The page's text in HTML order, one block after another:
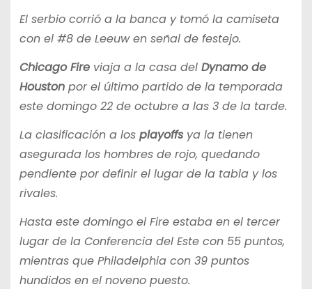
El serbio corrió a la banca y tomó la camiseta
con el #8 de Leeuw en señal de festejo.
Chicago Fireviaja a la casa del Dynamo de
Houstonpor el último partido de la temporada
este domingo 22 de octubre a las 3 de la tarde.
La clasificación a los playoffsya la tienen
asegurada los hombres de rojo, quedando
pendiente por definir el lugar de la tabla y los
rivales.
Hasta este domingo el Fire estaba en el tercer
lugar de la Conferencia del Este con 55 puntos,
mientras que Philadelphia con 39 puntos
hundidos en el noveno puesto.